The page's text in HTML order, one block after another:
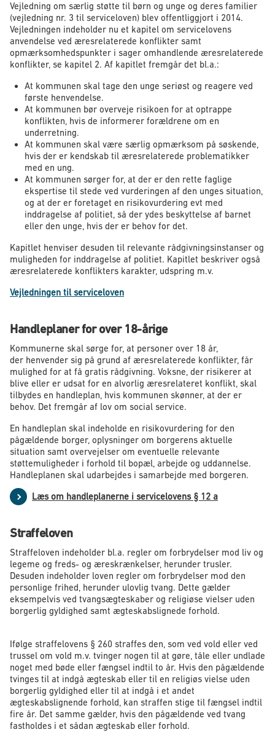
Vejledning om særlig støtte til børn og unge og deres familier
(vejledning nr. 3 til serviceloven) blev offentliggjort i 2014.
Vejledningen indeholder nu et kapitel om servicelovens
anvendelse ved æresrelaterede konflikter samt
opmærksomhedspunkter i sager omhandlende æresrelaterede
konflikter, se kapitel 2. Af kapitlet fremgår det bl.a.:
At kommunen skal tage den unge seriøst og reagere ved
første henvendelse.
At kommunen bør overveje risikoen for at optrappe
konflikten, hvis de informerer forældrene om en
underretning.
At kommunen skal være særlig opmærksom på søskende,
hvis der er kendskab til æresrelaterede problematikker
med en ung.
At kommunen sørger for, at der er den rette faglige
ekspertise til stede ved vurderingen af den unges situation,
og at der er foretaget en risikovurdering evt med
inddragelse af politiet, så der ydes beskyttelse af barnet
eller den unge, hvis der er behov for det.
Kapitlet henviser desuden til relevante rådgivningsinstanser og
muligheden for inddragelse af politiet. Kapitlet beskriver også
æresrelaterede konflikters karakter, udspring m.v.
Vejledningen til serviceloven
Handleplaner for over 18-årige
Kommunerne skal sørge for, at personer over 18 år,
der henvender sig på grund af æresrelaterede konflikter, får
mulighed for at få gratis rådgivning. Voksne, der risikerer at
blive eller er udsat for en alvorlig æresrelateret konflikt, skal
tilbydes en handleplan, hvis kommunen skønner, at der er
behov. Det fremgår af lov om social service.
En handleplan skal indeholde en risikovurdering for den
pågældende borger, oplysninger om borgerens aktuelle
situation samt overvejelser om eventuelle relevante
støttemuligheder i forhold til bopæl, arbejde og uddannelse.
Handleplanen skal udarbejdes i samarbejde med borgeren.
Læs om handleplanerne i servicelovens § 12 a
Straffeloven
Straffeloven indeholder bl.a. regler om forbrydelser mod liv og
legeme og freds- og æreskrænkelser, herunder trusler.
Desuden indeholder loven regler om forbrydelser mod den
personlige frihed, herunder ulovlig tvang. Dette gælder
eksempelvis ved tvangsægteskaber og religiøse vielser uden
borgerlig gyldighed samt ægteskabslignede forhold.
Ifølge straffelovens § 260 straffes den, som ved vold eller ved
trussel om vold m.v. tvinger nogen til at gøre, tåle eller undlade
noget med bøde eller fængsel indtil to år. Hvis den pågældende
tvinges til at indgå ægteskab eller til en religiøs vielse uden
borgerlig gyldighed eller til at indgå i et andet
ægteskabslignende forhold, kan straffen stige til fængsel indtil
fire år. Det samme gælder, hvis den pågældende ved tvang
fastholdes i et sådan ægteskab eller forhold.